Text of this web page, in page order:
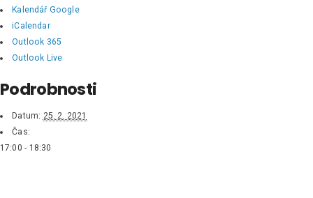
Kalendář Google
iCalendar
Outlook 365
Outlook Live
Podrobnosti
Datum: 25. 2. 2021
Čas:
17:00 - 18:30